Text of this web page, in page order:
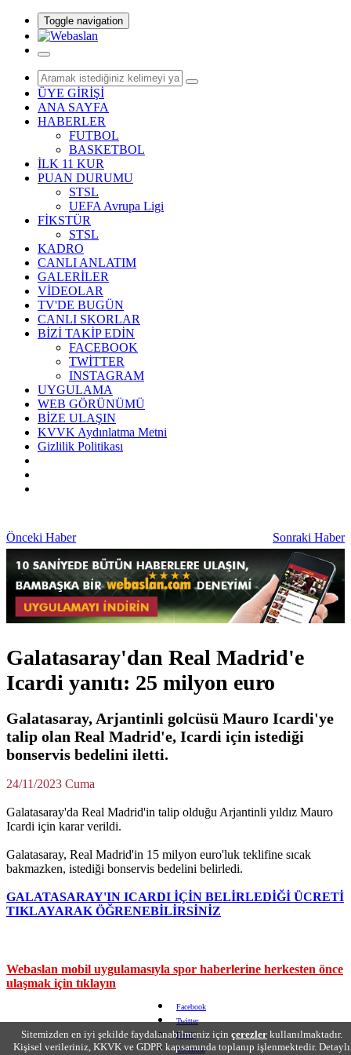
Toggle navigation
ÜYE GİRİŞİ
ANA SAYFA
HABERLER
FUTBOL
BASKETBOL
İLK 11 KUR
PUAN DURUMU
STSL
UEFA Avrupa Ligi
FİKSTÜR
STSL
KADRO
CANLI ANLATIM
GALERİLER
VİDEOLAR
TV'DE BUGÜN
CANLI SKORLAR
BİZİ TAKİP EDİN
FACEBOOK
TWİTTER
INSTAGRAM
UYGULAMA
WEB GÖRÜNÜMÜ
BİZE ULAŞIN
KVVK Aydınlatma Metni
Gizlilik Politikası
Önceki Haber Sonraki Haber
Galatasaray'dan Real Madrid'e
Icardi yanıtı: 25 milyon euro
Galatasaray, Arjantinli golcüsü Mauro Icardi'ye
talip olan Real Madrid'e, Icardi için istediği
bonservis bedelini iletti.
24/11/2023 Cuma
Galatasaray'da Real Madrid'in talip olduğu Arjantinli yıldız Mauro
Icardi için karar verildi.
Galatasaray, Real Madrid'in 15 milyon euro'luk teklifine sıcak
bakmazken, istediği bonservis bedelini belirledi.
GALATASARAY'IN ICARDI İÇİN BELİRLEDİĞİ ÜCRETİ
TIKLAYARAK ÖĞRENEBİLİRSİNİZ
Webaslan mobil uygulamasıyla spor haberlerine herkesten önce
ulaşmak için tıklayın
Facebook
Twitter
Email
Yorumlar
Sitemizden en iyi şekilde faydalanabilmeniz için çerezler kullanılmaktadır.
Kişisel verileriniz, KKVK ve GDPR kapsamında toplanıp işlenmektedir. Detaylı